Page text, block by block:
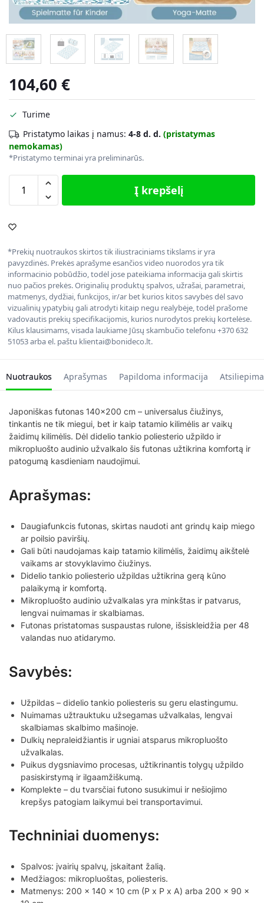
104,60 €
Turime
Pristatymo laikas į namus: 4-8 d. d. (pristatymas
nemokamas)
*Pristatymo terminai yra preliminarūs.
Į krepšelį
*Prekių nuotraukos skirtos tik iliustraciniams tikslams ir yra
pavyzdinės. Prekės aprašyme esančios video nuorodos yra tik
informacinio pobūdžio, todėl jose pateikiama informacija gali skirtis
nuo pačios prekės. Originalių produktų spalvos, užrašai, parametrai,
matmenys, dydžiai, funkcijos, ir/ar bet kurios kitos savybės dėl savo
vizualinių ypatybių gali atrodyti kitaip negu realybėje, todėl prašome
vadovautis prekių specifikacijomis, kurios nurodytos prekių kortelėse.
Kilus klausimams, visada laukiame Jūsų skambučio telefonu +370 632
51053 arba el. paštu klientai@bonideco.lt.
Nuotraukos Aprašymas Papildoma informacija
Japoniškas futonas 140×200 cm – universalus čiužinys,
tinkantis ne tik miegui, bet ir kaip tatamio kilimėlis ar vaikų
žaidimų kilimėlis. Dėl didelio tankio poliesterio užpildo ir
mikropluošto audinio užvalkalo šis futonas užtikrina komfortą ir
patogumą kasdieniam naudojimui.
Aprašymas:
Daugiafunkcis futonas, skirtas naudoti ant grindų kaip miego
ar poilsio paviršių.
Gali būti naudojamas kaip tatamio kilimėlis, žaidimų aikštelė
vaikams ar stovyklavimo čiužinys.
Didelio tankio poliesterio užpildas užtikrina gerą kūno
palaikymą ir komfortą.
Mikropluošto audinio užvalkalas yra minkštas ir patvarus,
lengvai nuimamas ir skalbiamas.
Futonas pristatomas suspaustas rulone, išsiskleidžia per 48
valandas nuo atidarymo.
Savybės:
Užpildas – didelio tankio poliesteris su geru elastingumu.
Nuimamas užtrauktuku užsegamas užvalkalas, lengvai
skalbiamas skalbimo mašinoje.
Dulkių nepraleidžiantis ir ugniai atsparus mikropluošto
užvalkalas.
Puikus dygsniavimo procesas, užtikrinantis tolygų užpildo
pasiskirstymą ir ilgaamžiškumą.
Komplekte – du tvarsčiai futono susukimui ir nešiojimo
krepšys patogiam laikymui bei transportavimui.
Techniniai duomenys:
Spalvos: įvairių spalvų, įskaitant žalią.
Medžiagos: mikropluoštas, poliesteris.
Matmenys: 200 x 140 x 10 cm (P x P x A) arba 200 x 90 x